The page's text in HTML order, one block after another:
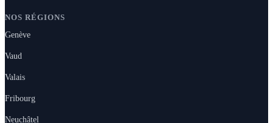
NOS RÉGIONS
Genève
Vaud
Valais
Fribourg
Neuchâtel